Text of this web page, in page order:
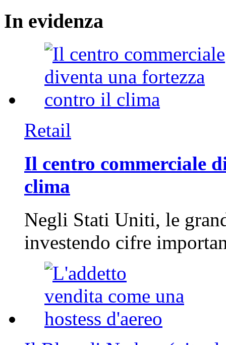
In evidenza
Retail
Il centro commerciale
clima
Negli Stati Uniti, le
investendo cifre